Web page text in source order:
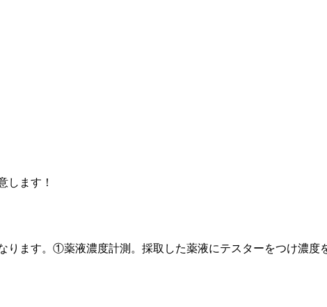
します！
ります。①薬液濃度計測。採取した薬液にテスターをつけ濃